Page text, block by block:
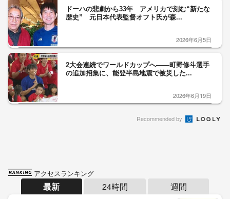
ドーハの悲劇から33年 アメリカで刻む“新たな
歴史” 元日本代表監督オフト氏が森...
2026年6月5日
2大会連続でワールドカップへ――町野修斗選手
の追加招集に、能登半島地震で被災した...
2026年6月19日
Recommended by
アクセスランキング
最新 24時間 週間